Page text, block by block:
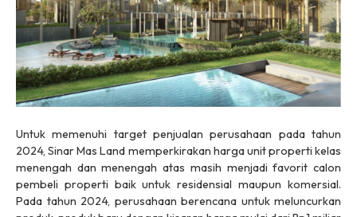
Untuk memenuhi target penjualan perusahaan pada tahun
2024, Sinar Mas Land memperkirakan harga unit properti kelas
menengah dan menengah atas masih menjadi favorit calon
pembeli properti baik untuk residensial maupun komersial.
Pada tahun 2024, perusahaan berencana untuk meluncurkan